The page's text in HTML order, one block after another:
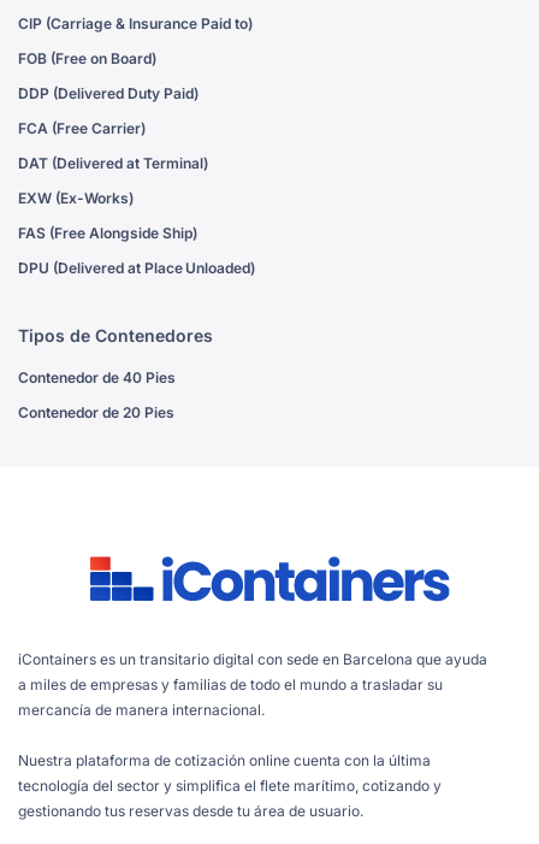
CIP (Carriage & Insurance Paid to)
FOB (Free on Board)
DDP (Delivered Duty Paid)
FCA (Free Carrier)
DAT (Delivered at Terminal)
EXW (Ex-Works)
FAS (Free Alongside Ship)
DPU (Delivered at Place Unloaded)
Tipos de Contenedores
Contenedor de 40 Pies
Contenedor de 20 Pies
iContainers es un transitario digital con sede en Barcelona que ayuda
a miles de empresas y familias de todo el mundo a trasladar su
mercancía de manera internacional.
Nuestra plataforma de cotización online cuenta con la última
tecnología del sector y simplifica el flete marítimo, cotizando y
gestionando tus reservas desde tu área de usuario.